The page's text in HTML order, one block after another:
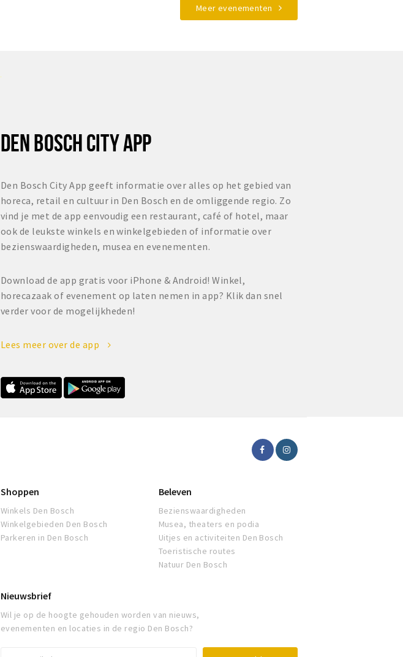
Meer evenementen
DEN BOSCH CITY APP
Den Bosch City App geeft informatie over alles op het gebied van
horeca, retail en cultuur in Den Bosch en de omliggende regio. Zo
vind je met de app eenvoudig een restaurant, café of hotel, maar
ook de leukste winkels en winkelgebieden of informatie over
bezienswaardigheden, musea en evenementen.
Download de app gratis voor iPhone & Android! Winkel,
horecazaak of evenement op laten nemen in app? Klik dan snel
verder voor de mogelijkheden!
Lees meer over de app
Shoppen
Winkels Den Bosch
Winkelgebieden Den Bosch
Parkeren in Den Bosch
Beleven
Bezienswaardigheden
Musea, theaters en podia
Uitjes en activiteiten Den Bosch
Toeristische routes
Natuur Den Bosch
Nieuwsbrief
Wil je op de hoogte gehouden worden van nieuws,
evenementen en locaties in de regio Den Bosch?